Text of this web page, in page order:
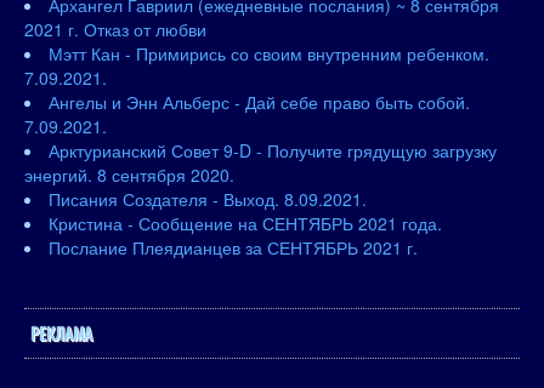
Архангел Гавриил (ежедневные послания) ~ 8 сентября
2021 г. Отказ от любви
Мэтт Кан - Примирись со своим внутренним ребенком.
7.09.2021.
Ангелы и Энн Альберс - Дай себе право быть собой.
7.09.2021.
Арктурианский Совет 9-D - Получите грядущую загрузку
энергий. 8 сентября 2020.
Писания Создателя - Выход. 8.09.2021.
Кристина - Сообщение на СЕНТЯБРЬ 2021 года.
Послание Плеядианцев за СЕНТЯБРЬ 2021 г.
РЕКЛАМА